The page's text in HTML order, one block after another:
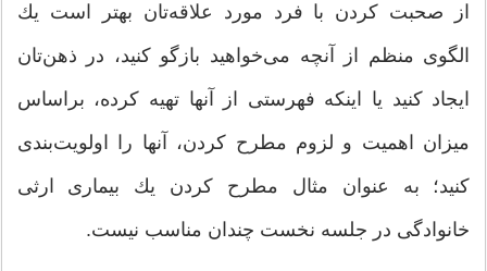
از صحبت كردن با فرد مورد علاقه‌تان بهتر است یك
الگوی منظم از آنچه می‌خواهید بازگو كنید، در ذهن‌تان
ایجاد كنید یا اینكه فهرستی از آنها تهیه كرده، براساس
میزان اهمیت و لزوم مطرح كردن، آنها را اولویت‌بندی
كنید؛ به عنوان مثال مطرح كردن یك بیماری ارثی
خانوادگی در جلسه نخست چندان مناسب نیست.